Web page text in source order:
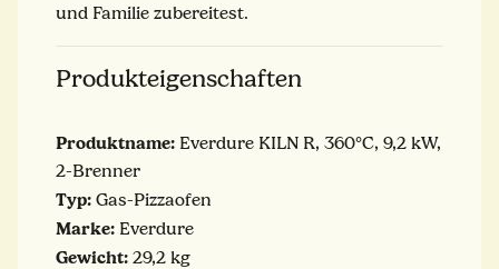
und Familie zubereitest.
Produkteigenschaften
Produktname: Everdure KILN R, 360°C, 9,2 kW,
2-Brenner
Typ: Gas-Pizzaofen
Marke: Everdure
Gewicht: 29,2 kg